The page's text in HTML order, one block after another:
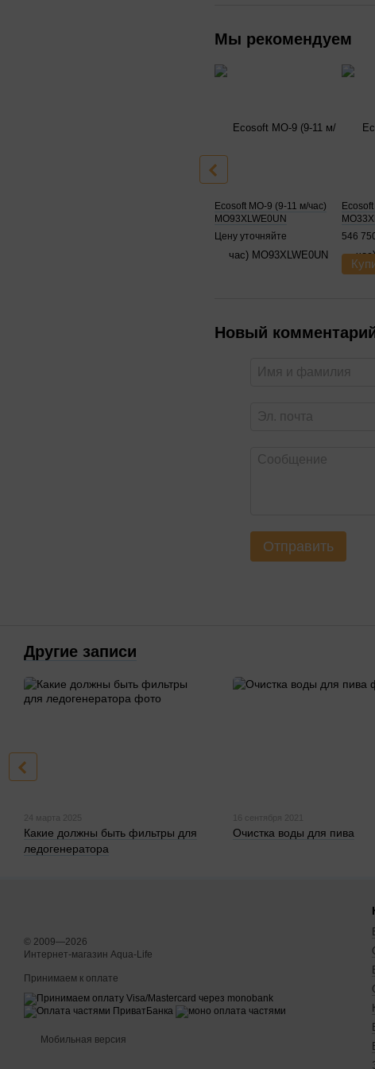
Мы рекомендуем
Ecosoft MO-9 (9-11 м/час)
MO93XLWE0UN
Цену уточняйте
546
Новый
Отправить
Другие записи
24 марта 2025
Какие должны быть фильтры для
ледогенератора
16 сентября 2021
Очистка воды для пива
© 2009—2026
Интернет-магазин Aqua-Life
Принимаем к оплате
Мобильная версия